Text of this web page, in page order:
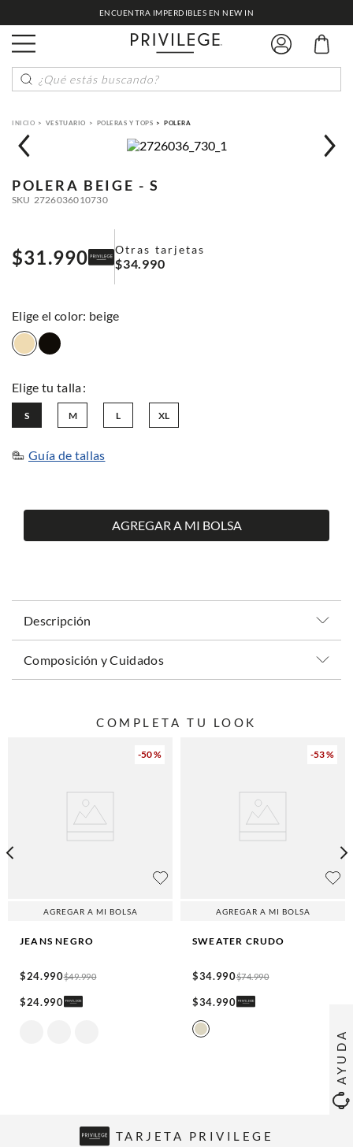
AYUDA
ENCUENTRA IMPERDIBLES EN NEW IN
¿Qué estás buscando?
VESTUARIO POLERAS Y TOPS POLERA
POLERA BEIGE - S
SKU 2726036010730
$31.990 Otras tarjetas
$34.990
: beige
L
M
S XL
Guía de tallas
AGREGAR A MI BOLSA
Descripción
Composición y Cuidados
COMPLETA TU LOOK
-50 %
AGREGAR A MI BOLSA
JEANS NEGRO
$24.990$49.990
$24.990
-53 %
AGREGAR A MI BOLSA
SWEATER CRUDO
$34.990$74.990
$34.990
TARJETA PRIVILEGE